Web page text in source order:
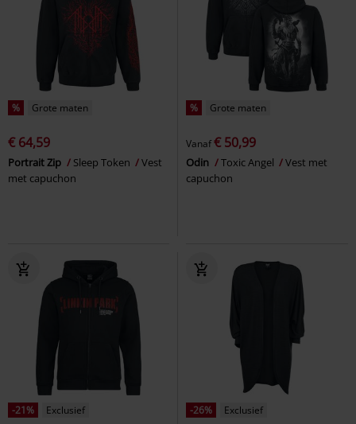
% Grote maten
€ 64,59
Portrait Zip Sleep Token
Vest
met capuchon
% Grote maten
Vanaf€ 50,99
Odin Toxic Angel
Vest met
capuchon
-21%
Exclusief
-26%
Exclusief